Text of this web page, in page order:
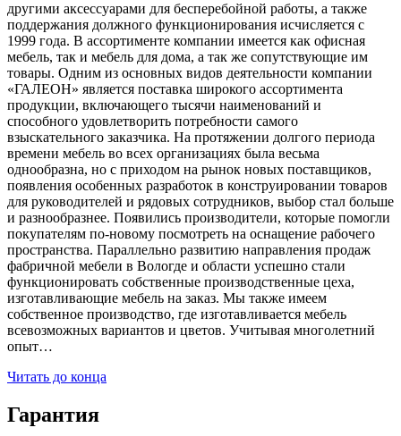
другими аксессуарами для бесперебойной работы, а также
поддержания должного функционирования исчисляется с
1999 года. В ассортименте компании имеется как офисная
мебель, так и мебель для дома, а так же сопутствующие им
товары. Одним из основных видов деятельности компании
«ГАЛЕОН» является поставка широкого ассортимента
продукции, включающего тысячи наименований и
способного удовлетворить потребности самого
взыскательного заказчика. На протяжении долгого периода
времени мебель во всех организациях была весьма
однообразна, но с приходом на рынок новых поставщиков,
появления особенных разработок в конструировании товаров
для руководителей и рядовых сотрудников, выбор стал больше
и разнообразнее. Появились производители, которые помогли
покупателям по-новому посмотреть на оснащение рабочего
пространства. Параллельно развитию направления продаж
фабричной мебели в Вологде и области успешно стали
функционировать собственные производственные цеха,
изготавливающие мебель на заказ. Мы также имеем
собственное производство, где изготавливается мебель
всевозможных вариантов и цветов. Учитывая многолетний
опыт…
Читать до конца
Гарантия